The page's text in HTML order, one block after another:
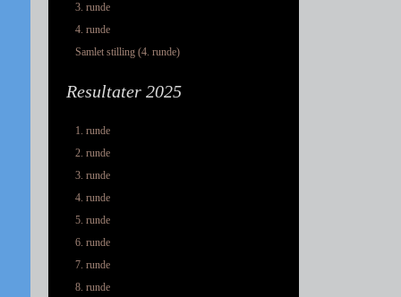
3. runde
4. runde
Samlet stilling (4. runde)
Resultater 2025
1. runde
2. runde
3. runde
4. runde
5. runde
6. runde
7. runde
8. runde